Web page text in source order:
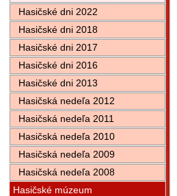
Hasičské dni 2022
Hasičské dni 2018
Hasičské dni 2017
Hasičské dni 2016
Hasičské dni 2013
Hasičská nedeľa 2012
Hasičská nedeľa 2011
Hasičská nedeľa 2010
Hasičská nedeľa 2009
Hasičská nedeľa 2008
Hasičské múzeum